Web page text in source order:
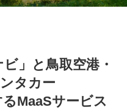
」と鳥取空港・
タカー
MaaSサービス